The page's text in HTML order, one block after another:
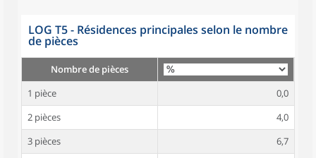
LOG T5 - Résidences principales selon le nombre
de pièces
Nombre de pièces
1 pièce
0,0
2 pièces
4,0
3 pièces
6,7